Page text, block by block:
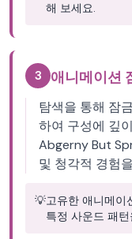
해 보세요.
3 애니메이션
탐색을 통해 잠
하여 구성에 깊
Abgerny But
및 청각적 경험
💡고유한 애니메이
특정 사운드 패